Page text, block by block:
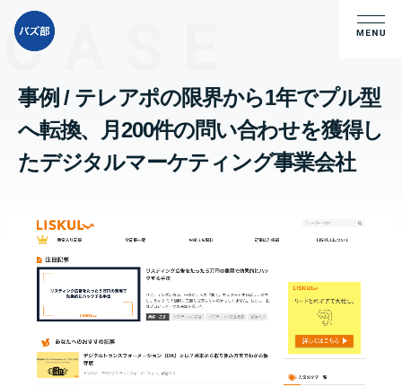
CASE
事例 / テレアポの限界から1年でプル型
へ転換、月200件の問い合わせを獲得し
たデジタルマーケティング事業会社